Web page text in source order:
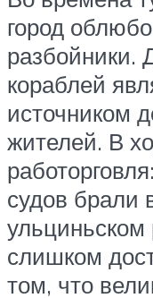
город
разбойники.
кораблей
источником
жителей. В
судов брали
слишком
том, что